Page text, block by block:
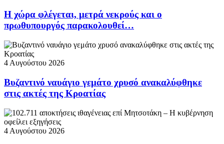
Η χώρα φλέγεται, μετρά νεκρούς και ο
πρωθυπουργός παρακολουθεί…
4 Αυγούστου 2026
Βυζαντινό ναυάγιο γεμάτο χρυσό ανακαλύφθηκε
στις ακτές της Κροατίας
4 Αυγούστου 2026